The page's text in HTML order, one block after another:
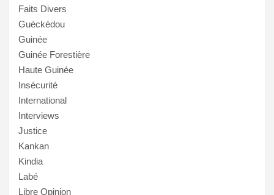
Faits Divers
Guéckédou
Guinée
Guinée Forestière
Haute Guinée
Insécurité
International
Interviews
Justice
Kankan
Kindia
Labé
Libre Opinion